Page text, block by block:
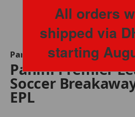
Panini
Panini Premier
Soccer
EPL
All orders
shipped via
starting